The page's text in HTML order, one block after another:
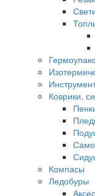
Коврики,
Компасы
Ледобуры